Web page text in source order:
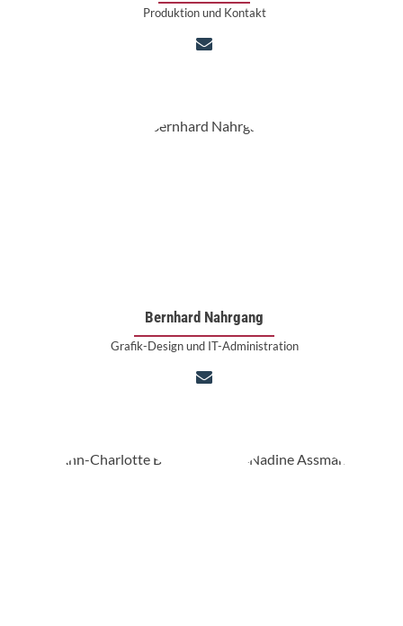
Produktion und Kontakt
Bernhard Nahrgang
Grafik-Design und IT-Administration